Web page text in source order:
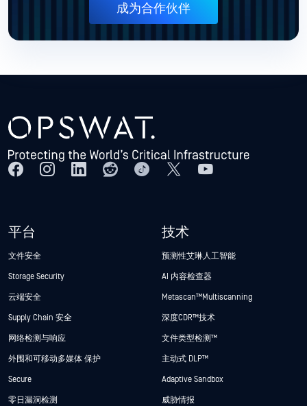
成为合作伙伴
平台
文件安全
Storage Security
云端安全
Supply Chain 安全
网络检测与响应
外围和可移动多媒体 保护
Secure
零日漏洞检测
技术
预测性艾琳人工智能
AI 内容检查器
Metascan™ Multiscanning
深度CDR™技术
文件类型检测™
主动式 DLP™
Adaptive Sandbox
威胁情报